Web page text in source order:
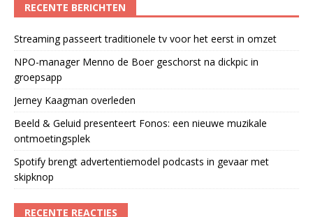
RECENTE BERICHTEN
Streaming passeert traditionele tv voor het eerst in omzet
NPO-manager Menno de Boer geschorst na dickpic in
groepsapp
Jerney Kaagman overleden
Beeld & Geluid presenteert Fonos: een nieuwe muzikale
ontmoetingsplek
Spotify brengt advertentiemodel podcasts in gevaar met
skipknop
RECENTE REACTIES